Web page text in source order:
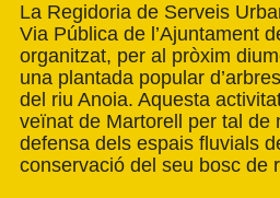
La Regidoria de Serveis
Via Pública de l’Ajuntament
organitzat, per al pròxim
una plantada popular
del riu Anoia. Aquesta
veïnat de Martorell per tal de
defensa dels espais fluvials
conservació del seu bosc de